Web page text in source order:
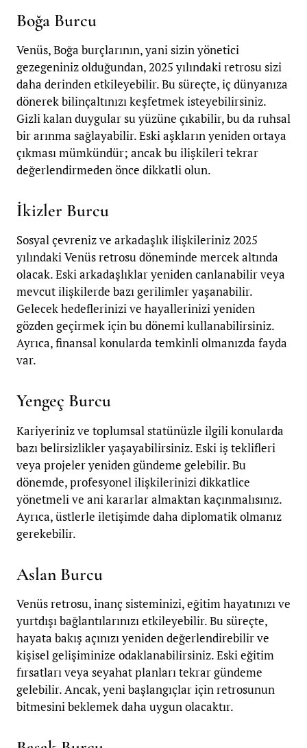
Boğa Burcu
Venüs, Boğa burçlarının, yani sizin yönetici
gezegeniniz olduğundan, 2025 yılındaki retrosu sizi
daha derinden etkileyebilir. Bu süreçte, iç dünyanıza
dönerek bilinçaltınızı keşfetmek isteyebilirsiniz.
Gizli kalan duygular su yüzüne çıkabilir, bu da ruhsal
bir arınma sağlayabilir. Eski aşkların yeniden ortaya
çıkması mümkündür; ancak bu ilişkileri tekrar
değerlendirmeden önce dikkatli olun.
İkizler Burcu
Sosyal çevreniz ve arkadaşlık ilişkileriniz 2025
yılındaki Venüs retrosu döneminde mercek altında
olacak. Eski arkadaşlıklar yeniden canlanabilir veya
mevcut ilişkilerde bazı gerilimler yaşanabilir.
Gelecek hedeflerinizi ve hayallerinizi yeniden
gözden geçirmek için bu dönemi kullanabilirsiniz.
Ayrıca, finansal konularda temkinli olmanızda fayda
var.
Yengeç Burcu
Kariyeriniz ve toplumsal statünüzle ilgili konularda
bazı belirsizlikler yaşayabilirsiniz. Eski iş teklifleri
veya projeler yeniden gündeme gelebilir. Bu
dönemde, profesyonel ilişkilerinizi dikkatlice
yönetmeli ve ani kararlar almaktan kaçınmalısınız.
Ayrıca, üstlerle iletişimde daha diplomatik olmanız
gerekebilir.
Aslan Burcu
Venüs retrosu, inanç sisteminizi, eğitim hayatınızı ve
yurtdışı bağlantılarınızı etkileyebilir. Bu süreçte,
hayata bakış açınızı yeniden değerlendirebilir ve
kişisel gelişiminize odaklanabilirsiniz. Eski eğitim
fırsatları veya seyahat planları tekrar gündeme
gelebilir. Ancak, yeni başlangıçlar için retrosunun
bitmesini beklemek daha uygun olacaktır.